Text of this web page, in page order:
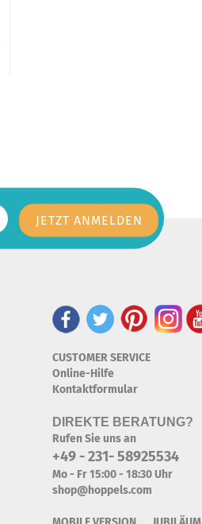
CUSTOMER SERVICE
Online-Hilfe
Kontaktformular
DIREKTE BERATUNG?
Rufen Sie uns an
+49 - 231- 58925534
Mo - Fr 15:00 - 18:30 Uhr
shop@hoppels.com